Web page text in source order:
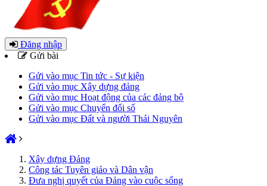
Đăng nhập
Gửi bài
Gửi vào mục Tin tức - Sự kiện
Gửi vào mục Xây dựng đảng
Gửi vào mục Hoạt động của các đảng bộ
Gửi vào mục Chuyển đổi số
Gửi vào mục Đất và người Thái Nguyên
Xây dựng Đảng
Công tác Tuyên giáo và Dân vận
Đưa nghị quyết của Đảng vào cuộc sống